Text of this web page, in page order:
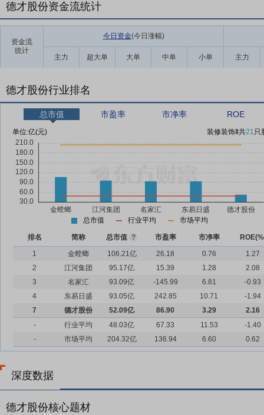
德才股份资金流统计
资金流
统计
今日资金(今日涨幅)
主力 超大单 大单 中单 小单 主力
德才股份行业排名
总市值 市盈率 市净率 ROE
单位:亿(元) 装修装饰Ⅱ 共21只
总市值 行业平均 市场平均
排名 简称 总市值 ? 市盈率 市净率
1
金螳螂 106.21亿 26.18 0.76
1.27
2
江河集团 95.17亿 15.39 1.28
2.08
3
名家汇 93.09亿 -145.99 6.81
-0.93
4
东易日盛 93.05亿 242.85 10.71
-1.94
7
德才股份 52.09亿 86.90 3.29
2.16
-
行业平均 48.03亿 67.33 11.53
-1.40
-
市场平均 204.32亿 136.94 6.60 0.62
深度数据
德才股份核心题材